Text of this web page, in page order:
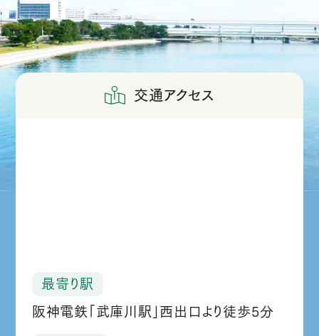
交通アクセス
最寄り駅
阪神電鉄「武庫川駅」西出口より徒歩5分